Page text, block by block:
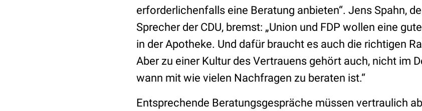
erforderlichenfalls eine Beratung anbieten“. Jens Spahn,
Sprecher der CDU, bremst: „Union und FDP wollen eine
in der Apotheke. Und dafür braucht es auch die richtigen
Aber zu einer Kultur des Vertrauens gehört auch, nicht im
wann mit wie vielen Nachfragen zu beraten ist.“
Entsprechende Beratungsgespräche müssen vertraulich